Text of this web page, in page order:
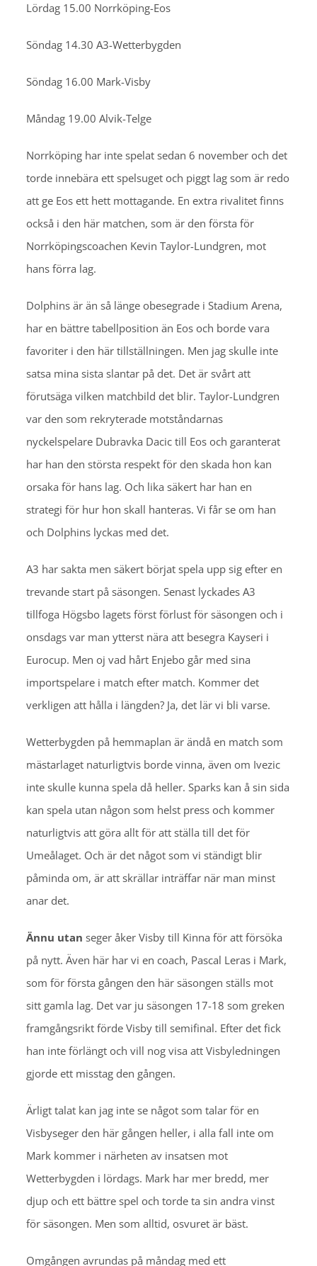
Lördag 15.00 Norrköping-Eos
Söndag 14.30 A3-Wetterbygden
Söndag 16.00 Mark-Visby
Måndag 19.00 Alvik-Telge
Norrköping har inte spelat sedan 6 november och det
torde innebära ett spelsuget och piggt lag som är redo
att ge Eos ett hett mottagande. En extra rivalitet finns
också i den här matchen, som är den första för
Norrköpingscoachen Kevin Taylor-Lundgren, mot
hans förra lag.
Dolphins är än så länge obesegrade i Stadium Arena,
har en bättre tabellposition än Eos och borde vara
favoriter i den här tillställningen. Men jag skulle inte
satsa mina sista slantar på det. Det är svårt att
förutsäga vilken matchbild det blir. Taylor-Lundgren
var den som rekryterade motståndarnas
nyckelspelare Dubravka Dacic till Eos och garanterat
har han den största respekt för den skada hon kan
orsaka för hans lag. Och lika säkert har han en
strategi för hur hon skall hanteras. Vi får se om han
och Dolphins lyckas med det.
A3 har sakta men säkert börjat spela upp sig efter en
trevande start på säsongen. Senast lyckades A3
tillfoga Högsbo lagets först förlust för säsongen och i
onsdags var man ytterst nära att besegra Kayseri i
Eurocup. Men oj vad hårt Enjebo går med sina
importspelare i match efter match. Kommer det
verkligen att hålla i längden? Ja, det lär vi bli varse.
Wetterbygden på hemmaplan är ändå en match som
mästarlaget naturligtvis borde vinna, även om Ivezic
inte skulle kunna spela då heller. Sparks kan å sin sida
kan spela utan någon som helst press och kommer
naturligtvis att göra allt för att ställa till det för
Umeålaget. Och är det något som vi ständigt blir
påminda om, är att skrällar inträffar när man minst
anar det.
Ännu utan seger åker Visby till Kinna för att försöka
på nytt. Även här har vi en coach, Pascal Leras i Mark,
som för första gången den här säsongen ställs mot
sitt gamla lag. Det var ju säsongen 17-18 som greken
framgångsrikt förde Visby till semifinal. Efter det fick
han inte förlängt och vill nog visa att Visbyledningen
gjorde ett misstag den gången.
Ärligt talat kan jag inte se något som talar för en
Visbyseger den här gången heller, i alla fall inte om
Mark kommer i närheten av insatsen mot
Wetterbygden i lördags. Mark har mer bredd, mer
djup och ett bättre spel och torde ta sin andra vinst
för säsongen. Men som alltid, osvuret är bäst.
Omgången avrundas på måndag med ett